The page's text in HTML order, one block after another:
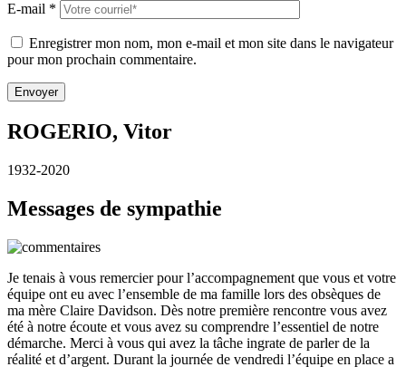
E-mail *
Enregistrer mon nom, mon e-mail et mon site dans le navigateur
pour mon prochain commentaire.
ROGERIO, Vitor
1932-2020
Messages de sympathie
Je tenais à vous remercier pour l’accompagnement que vous et votre
équipe ont eu avec l’ensemble de ma famille lors des obsèques de
ma mère Claire Davidson. Dès notre première rencontre vous avez
été à notre écoute et vous avez su comprendre l’essentiel de notre
démarche. Merci à vous qui avez la tâche ingrate de parler de la
réalité et d’argent. Durant la journée de vendredi l’équipe en place a